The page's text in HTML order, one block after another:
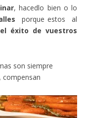
, hacedlo bien o lo
porque estos al
éxito de vuestros
son siempre
compensan